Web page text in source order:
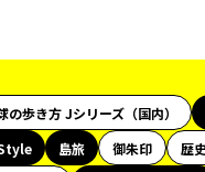
の歩き方 Jシリーズ（国内）
島旅 御朱印 歴